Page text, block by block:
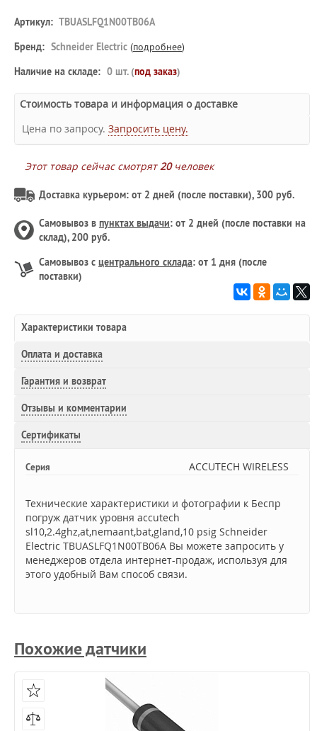
Артикул: TBUASLFQ1N00TB06A
Бренд: Schneider Electric (подробнее)
Наличие на складе: 0 шт. (под заказ)
Стоимость товара и информация о доставке
Цена по запросу. Запросить цену.
Этот товар сейчас смотрят20человек
Доставка курьером: от 2 дней (после поставки), 300 руб.
Самовывоз в пунктах выдачи: от 2 дней (после поставки на
склад), 200 руб.
Самовывоз с центрального склада: от 1 дня (после
поставки)
Характеристики товара
Оплата и доставка
Гарантия и возврат
Отзывы и комментарии
Сертификаты
Серия ACCUTECH WIRELESS
Технические характеристики и фотографии к Беспр
погруж датчик уровня accutech
sl10,2.4ghz,at,nemaant,bat,gland,10 psig Schneider
Electric TBUASLFQ1N00TB06A Вы можете запросить у
менеджеров отдела интернет-продаж, используя для
этого удобный Вам способ связи.
Похожие датчики